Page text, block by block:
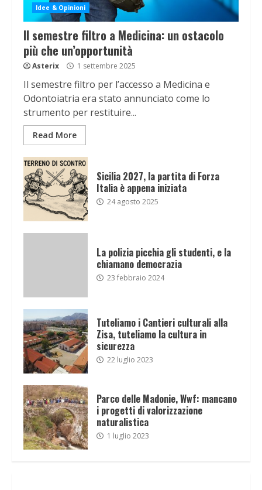
Idee & Opinioni
Il semestre filtro a Medicina: un ostacolo
più che un’opportunità
Asterix 1 settembre 2025
Il semestre filtro per l’accesso a Medicina e
Odontoiatria era stato annunciato come lo
strumento per restituire...
Read More
Sicilia 2027, la partita di Forza
Italia è appena iniziata
24 agosto 2025
La polizia picchia gli studenti, e la
chiamano democrazia
23 febbraio 2024
Tuteliamo i Cantieri culturali alla
Zisa, tuteliamo la cultura in
sicurezza
22 luglio 2023
Parco delle Madonie, Wwf: mancano
i progetti di valorizzazione
naturalistica
1 luglio 2023